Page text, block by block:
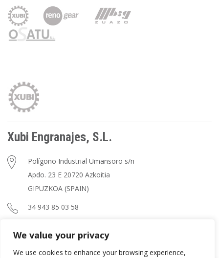
We value your privacy
We use cookies to enhance your browsing experience,
Xubi Engranajes, S.L.
Polígono Industrial Umansoro s/n
Apdo. 23 E 20720 Azkoitia
GIPUZKOA (SPAIN)
34 943 85 03 58